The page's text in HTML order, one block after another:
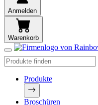
Anmelden
Warenkorb
Produkte
Broschüren